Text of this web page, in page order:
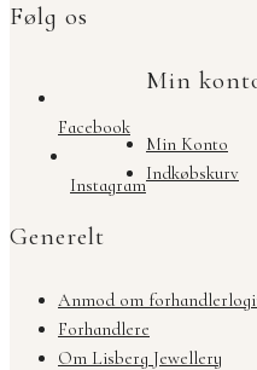
Følg os
Facebook
Instagram
Min
Min Konto
Indkøbskurv
Generelt
Anmod om
Forhandlere
Om Lisberg Jewellery